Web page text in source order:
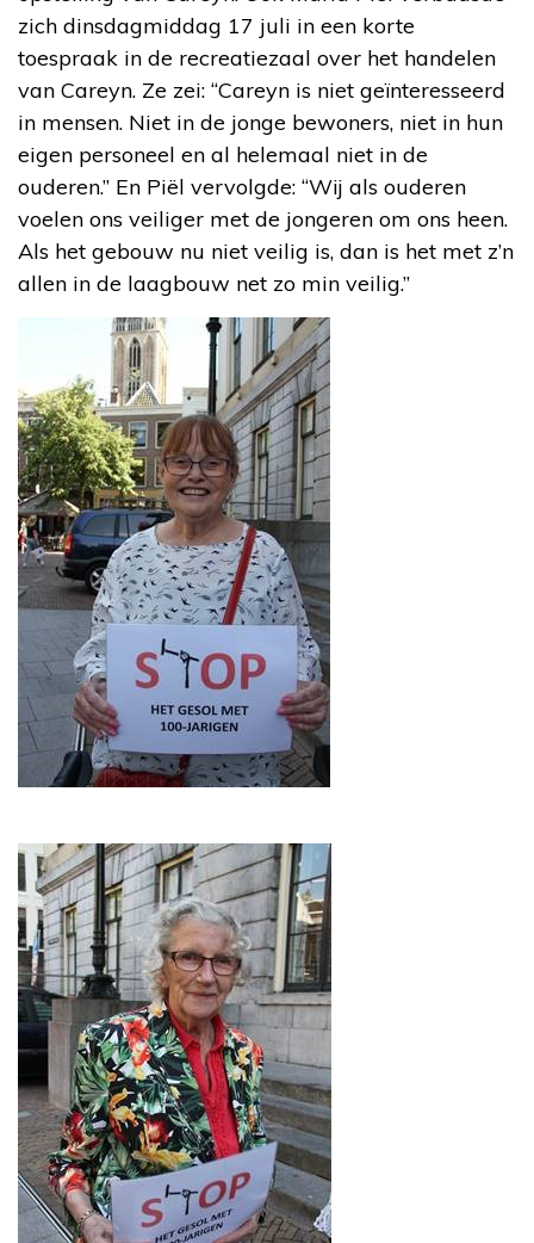
zich dinsdagmiddag 17 juli in een korte
toespraak in de recreatiezaal over het handelen
van Careyn. Ze zei: “Careyn is niet geïnteresseerd
in mensen. Niet in de jonge bewoners, niet in hun
eigen personeel en al helemaal niet in de
ouderen.” En Piël vervolgde: “Wij als ouderen
voelen ons veiliger met de jongeren om ons heen.
Als het gebouw nu niet veilig is, dan is het met z’n
allen in de laagbouw net zo min veilig.”